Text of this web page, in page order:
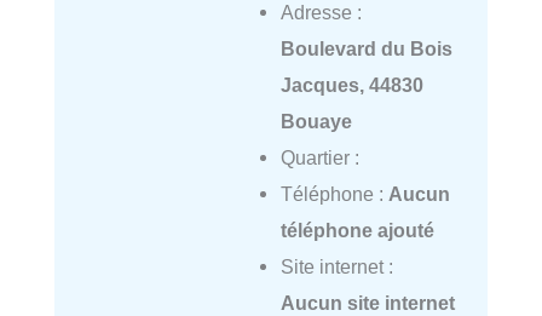
Adresse :
Boulevard du Bois
Jacques, 44830
Bouaye
Quartier :
Téléphone : Aucun
téléphone ajouté
Site internet :
Aucun site internet